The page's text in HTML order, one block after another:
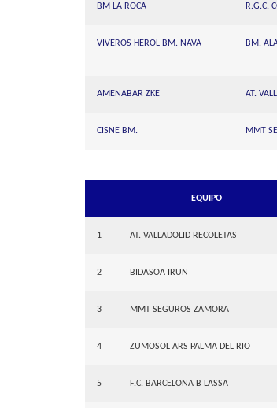
BM LA ROCA R.G.C.
VIVEROS HEROL BM. NAVA BM.
AMENABAR ZKE AT.
CISNE BM. MMT
EQUIPO
1 AT. VALLADOLID RECOLETAS
2 BIDASOA IRUN
3 MMT SEGUROS ZAMORA
4 ZUMOSOL ARS PALMA DEL RIO
5 F.C. BARCELONA B LASSA